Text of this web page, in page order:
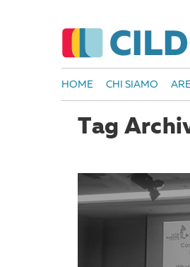
HOME CHI SIAMO
Tag